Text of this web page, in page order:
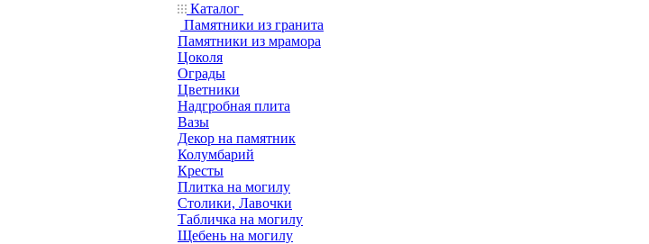
Каталог
Памятники из гранита
Памятники из мрамора
Цоколя
Ограды
Цветники
Надгробная плита
Вазы
Декор на памятник
Колумбарий
Кресты
Плитка на могилу
Столики, Лавочки
Табличка на могилу
Щебень на могилу